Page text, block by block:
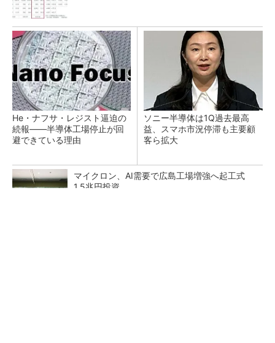
He・ナフサ・レジスト逼迫の
続報――半導体工場停止が回
避できている理由
ソニー半導体は1Q過去最高
益、スマホ市況停滞も主要顧
客ら拡大
マイクロン、AI需要で広島工場増強へ起工式
1.5兆円投資